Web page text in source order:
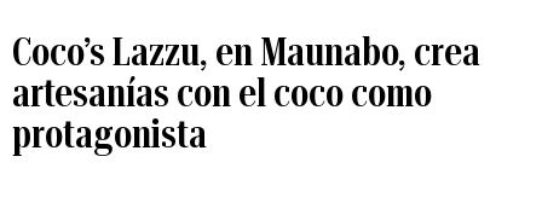
Coco’s Lazzu, en Maunabo, crea
artesanías con el coco como
protagonista